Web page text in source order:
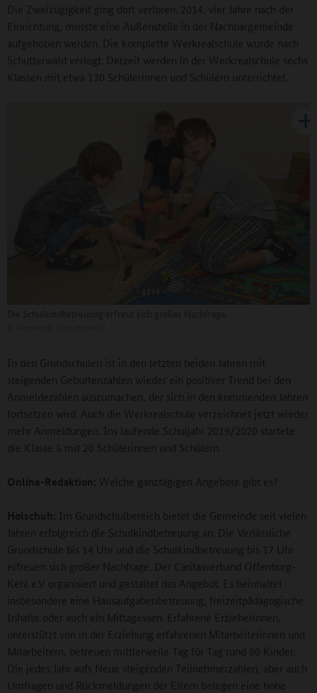
Die Zweizügigkeit ging dort verloren. 2014, vier Jahre nach der
Einrichtung, musste eine Außenstelle in der Nachbargemeinde
aufgehoben werden. Die komplette Werkrealschule wurde nach
Schutterwald verlegt. Derzeit werden in der Werkrealschule sechs
Klassen mit etwa 130 Schülerinnen und Schülern unterrichtet.
In den Grundschulen ist in den letzten beiden Jahren mit
steigenden Geburtenzahlen wieder ein positiver Trend bei den
Anmeldezahlen auszumachen, der sich in den kommenden Jahren
fortsetzen wird. Auch die Werkrealschule verzeichnet jetzt wieder
mehr Anmeldungen. Ins laufende Schuljahr 2019/2020 startete
die Klasse 5 mit 20 Schülerinnen und Schülern.
Online-Redaktion: Welche ganztägigen Angebote gibt es?
Holschuh: Im Grundschulbereich bietet die Gemeinde seit vielen
Jahren erfolgreich die Schulkindbetreuung an. Die Verlässliche
Grundschule bis 14 Uhr und die Schulkindbetreuung bis 17 Uhr
erfreuen sich großer Nachfrage. Der Caritasverband Offenburg-
Kehl e.V organisiert und gestaltet das Angebot. Es beinhaltet
insbesondere eine Hausaufgabenbetreuung, freizeitpädagogische
Inhalte oder auch ein Mittagessen. Erfahrene Erzieherinnen,
unterstützt von in der Erziehung erfahrenen Mitarbeiterinnen und
Mitarbeitern, betreuen mittlerweile Tag für Tag rund 90 Kinder.
Die jedes Jahr aufs Neue steigenden Teilnehmerzahlen, aber auch
Umfragen und Rückmeldungen der Eltern belegen eine hohe